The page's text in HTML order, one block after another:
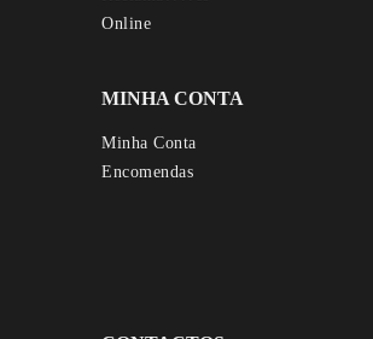
MINHA CONTA
Minha Conta
Encomendas